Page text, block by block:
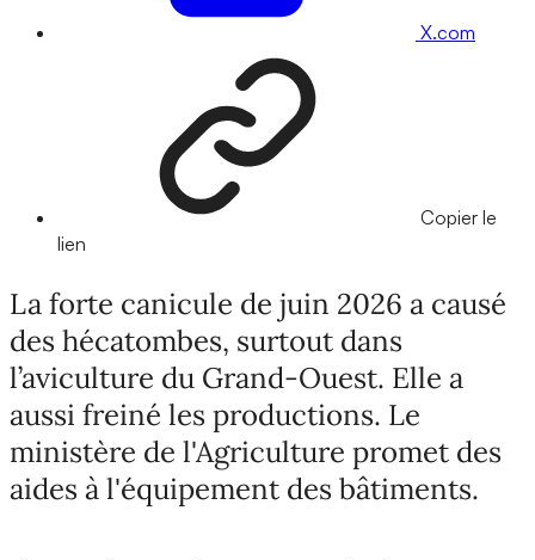
X.com
Copier le
lien
La forte canicule de juin 2026 a causé
des hécatombes, surtout dans
l’aviculture du Grand-Ouest. Elle a
aussi freiné les productions. Le
ministère de l'Agriculture promet des
aides à l'équipement des bâtiments.